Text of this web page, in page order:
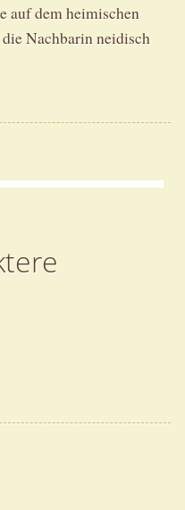
auf dem heimischen
die Nachbarin neidisch